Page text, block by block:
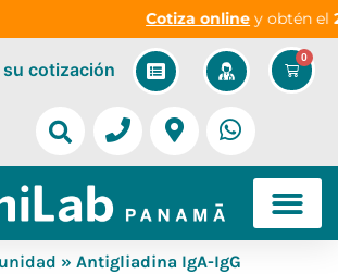
Cotiza onliney obtén el
0
su cotización
» Antigliadina IgA-IgG